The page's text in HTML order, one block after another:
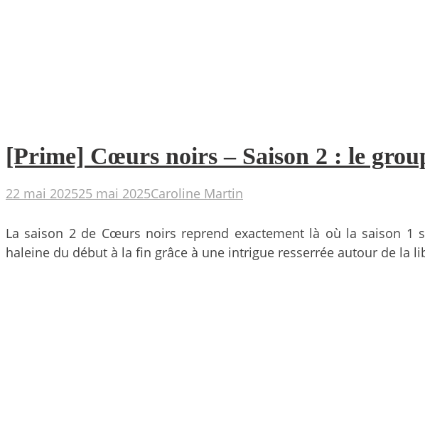
[Prime] Cœurs noirs – Saison 2 : le
22 mai 202525 mai 2025Caroline Martin
La saison 2 de Cœurs noirs reprend exactement là où la saison 1
haleine du début à la fin grâce à une intrigue resserrée autour de la